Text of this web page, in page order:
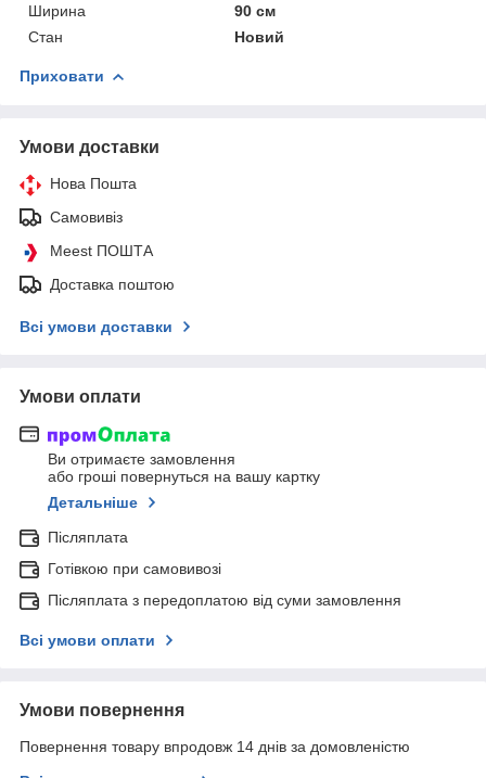
Ширина
90 см
Стан
Новий
Приховати
Умови доставки
Нова Пошта
Самовивіз
Meest ПОШТА
Доставка поштою
Всі умови доставки
Умови оплати
Ви отримаєте замовлення
або гроші повернуться на вашу картку
Детальніше
Післяплата
Готівкою при самовивозі
Післяплата з передоплатою від суми замовлення
Всі умови оплати
Умови повернення
Повернення товару впродовж 14 днів за домовленістю